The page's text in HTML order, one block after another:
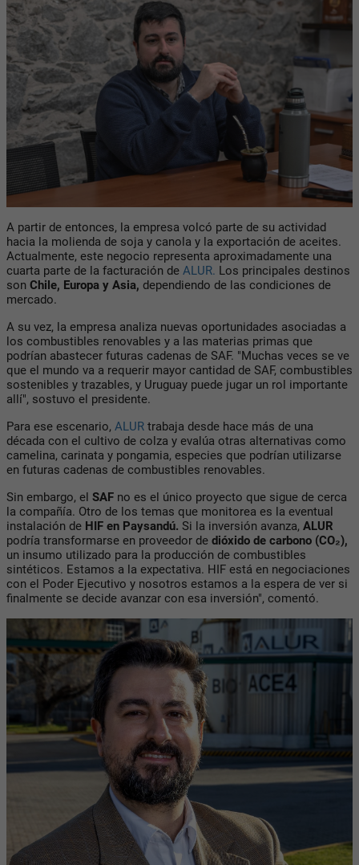
A partir de entonces, la empresa volcó parte de su actividad
hacia la molienda de soja y canola y la exportación de aceites.
Actualmente, este negocio representa aproximadamente una
cuarta parte de la facturación de ALUR. Los principales destinos
son Chile, Europa y Asia, dependiendo de las condiciones de
mercado.
A su vez, la empresa analiza nuevas oportunidades asociadas a
los combustibles renovables y a las materias primas que
podrían abastecer futuras cadenas de SAF. "Muchas veces se ve
que el mundo va a requerir mayor cantidad de SAF, combustibles
sostenibles y trazables, y Uruguay puede jugar un rol importante
allí", sostuvo el presidente.
Para ese escenario, ALUR trabaja desde hace más de una
década con el cultivo de colza y evalúa otras alternativas como
camelina, carinata y pongamia, especies que podrían utilizarse
en futuras cadenas de combustibles renovables.
Sin embargo, el SAF no es el único proyecto que sigue de cerca
la compañía. Otro de los temas que monitorea es la eventual
instalación de HIF en Paysandú. Si la inversión avanza, ALUR
podría transformarse en proveedor de dióxido de carbono (CO₂),
un insumo utilizado para la producción de combustibles
sintéticos. Estamos a la expectativa. HIF está en negociaciones
con el Poder Ejecutivo y nosotros estamos a la espera de ver si
finalmente se decide avanzar con esa inversión", comentó.